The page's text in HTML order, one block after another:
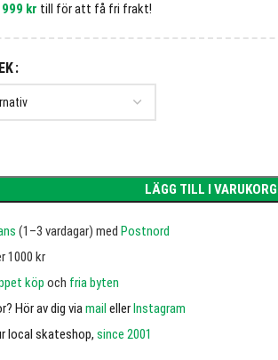
999 kr till för att få fri frakt!
LÄGG TILL I VARUKORG
(1–3 vardagar) med Postnord
1000 kr
köp och fria byten
Hör av dig viamail ellerInstagram
local skateshop, since 2001